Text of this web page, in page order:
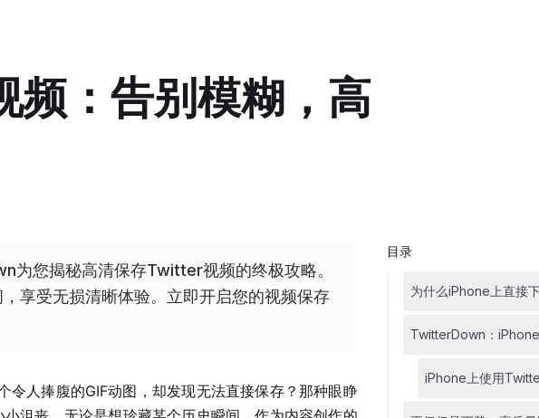
：告别模糊，高
您揭秘高清保存Twitter视频的终极攻略。
享受无损清晰体验。立即开启您的视频保存
人捧腹的GIF动图，却发现无法直接保存？那种眼睁
目录
为什么iPhone上直接
TwitterDown：
iPhone上使用